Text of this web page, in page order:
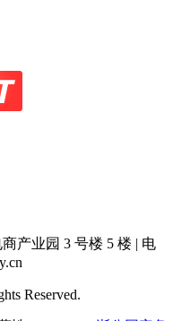
产业园 3 号楼 5 楼 | 电
Reserved.